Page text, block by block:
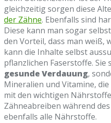
gleichzeitig sorgen diese
der Zähne. Ebenfalls sind
Diese kann man sogar
den Vorteil, dass man weiß,
kann die Inhalte selbst
pflanzlichen Faserstoffe.
gesunde Verdauung,
Mineralien und Vitamine,
mit den wichtigen
Zähneabreiben während
ebenfalls alle Nährstoffe.